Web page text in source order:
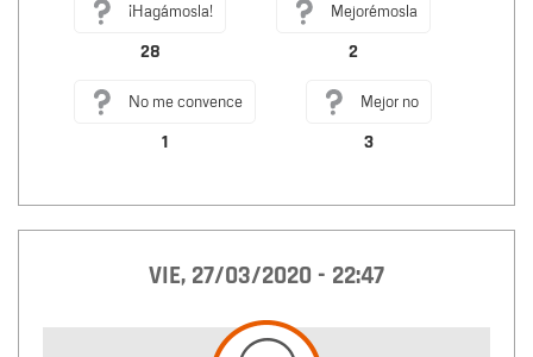
¡Hagámosla!
28
Mejorémosla
2
No me convence
1
Mejor no
3
VIE, 27/03/2020 - 22:47